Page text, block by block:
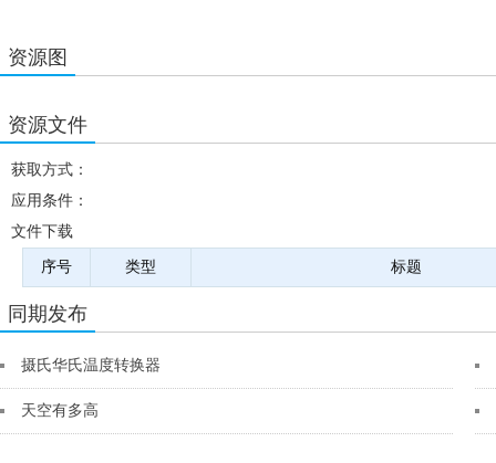
资源图
资源文件
获取方式：
应用条件：
文件下载
序号 类型 标题
同期发布
摄氏华氏温度转换器
天空有多高